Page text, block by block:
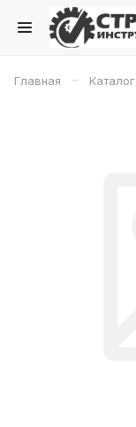
Главная – Каталог